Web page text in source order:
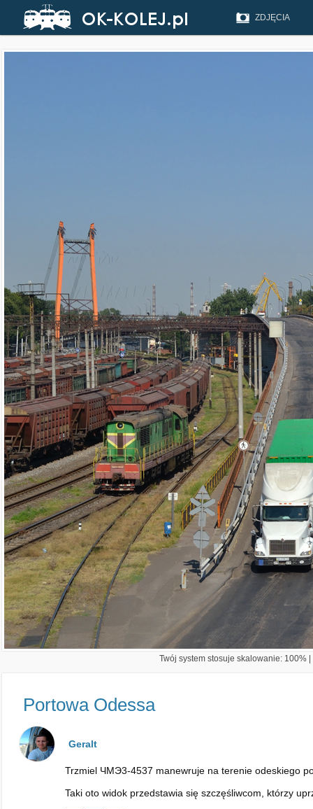
ZDJĘCIA
Twój system stosuje skalowanie: 100%
Portowa Odessa
Geralt
Trzmiel ЧMЭ3-4537 manewruje na terenie odeskiego
Taki oto widok przedstawia się szczęśliwcom, którzy